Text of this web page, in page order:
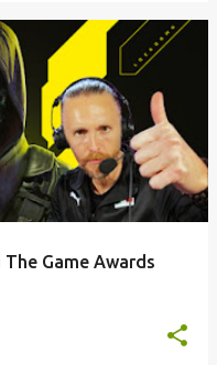
Game Awards